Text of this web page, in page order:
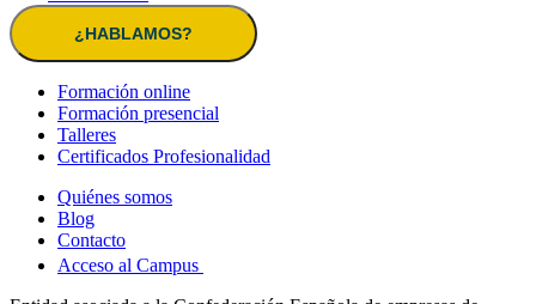
¿HABLAMOS?
Formación online
Formación presencial
Talleres
Certificados Profesionalidad
Quiénes somos
Blog
Contacto
Acceso al Campus